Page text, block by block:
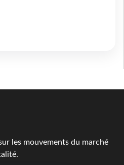
les mouvements du marché